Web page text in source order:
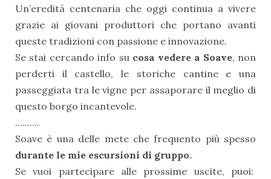
Un’eredità centenaria che oggi continua a vivere
grazie ai giovani produttori che portano avanti
queste tradizioni con passione e innovazione.
Se stai cercandoinfo su cosa vedere a Soave, non
perderti il castello, le storiche cantine e una
passeggiata tra le vigne per assaporare il meglio di
questo borgo incantevole.
..........
Soave è una delle mete che frequento più spesso
durante le mie escursioni di gruppo.
Se vuoi partecipare alle prossime uscite, puoi: